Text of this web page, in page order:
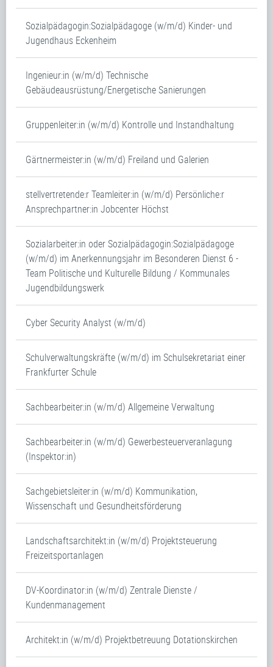
Sozialpädagogin:Sozialpädagoge (w/m/d) Kinder- und
Jugendhaus Eckenheim
Ingenieur:in (w/m/d) Technische
Gebäudeausrüstung/Energetische Sanierungen
Gruppenleiter:in (w/m/d) Kontrolle und Instandhaltung
Gärtnermeister:in (w/m/d) Freiland und Galerien
stellvertretende:r Teamleiter:in (w/m/d) Persönliche:r
Ansprechpartner:in Jobcenter Höchst
Sozialarbeiter:in oder Sozialpädagogin:Sozialpädagoge
(w/m/d) im Anerkennungsjahr im Besonderen Dienst 6 -
Team Politische und Kulturelle Bildung / Kommunales
Jugendbildungswerk
Cyber Security Analyst (w/m/d)
Schulverwaltungskräfte (w/m/d) im Schulsekretariat einer
Frankfurter Schule
Sachbearbeiter:in (w/m/d) Allgemeine Verwaltung
Sachbearbeiter:in (w/m/d) Gewerbesteuerveranlagung
(Inspektor:in)
Sachgebietsleiter:in (w/m/d) Kommunikation,
Wissenschaft und Gesundheitsförderung
Landschaftsarchitekt:in (w/m/d) Projektsteuerung
Freizeitsportanlagen
DV-Koordinator:in (w/m/d) Zentrale Dienste /
Kundenmanagement
Architekt:in (w/m/d) Projektbetreuung Dotationskirchen